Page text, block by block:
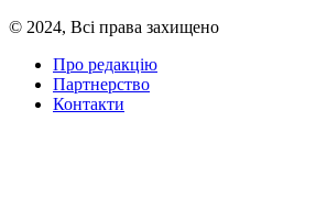
© 2024, Всі права захищено
Про редакцію
Партнерство
Контакти